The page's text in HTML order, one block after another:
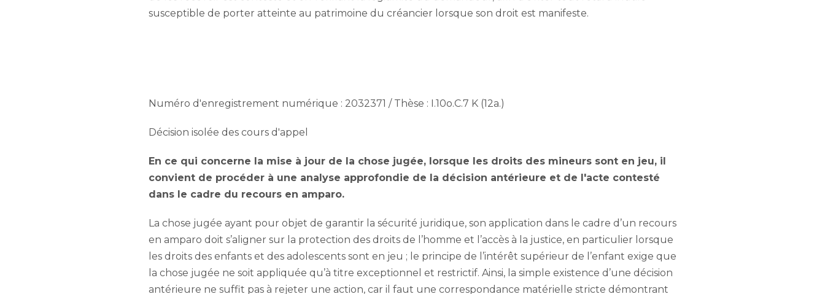
susceptible de porter atteinte au patrimoine du créancier lorsque son droit est manifeste.
Numéro d'enregistrement numérique : 2032371 / Thèse : I.10o.C.7 K (12a.)
Décision isolée des cours d'appel
En ce qui concerne la mise à jour de la chose jugée, lorsque les droits des mineurs sont en jeu, il
convient de procéder à une analyse approfondie de la décision antérieure et de l'acte contesté
dans le cadre du recours en amparo.
La chose jugée ayant pour objet de garantir la sécurité juridique, son application dans le cadre d’un recours
en amparo doit s’aligner sur la protection des droits de l’homme et l’accès à la justice, en particulier lorsque
les droits des enfants et des adolescents sont en jeu ; le principe de l’intérêt supérieur de l’enfant exige que
la chose jugée ne soit appliquée qu’à titre exceptionnel et restrictif. Ainsi, la simple existence d’une décision
antérieure ne suffit pas à rejeter une action, car il faut une correspondance matérielle stricte démontrant